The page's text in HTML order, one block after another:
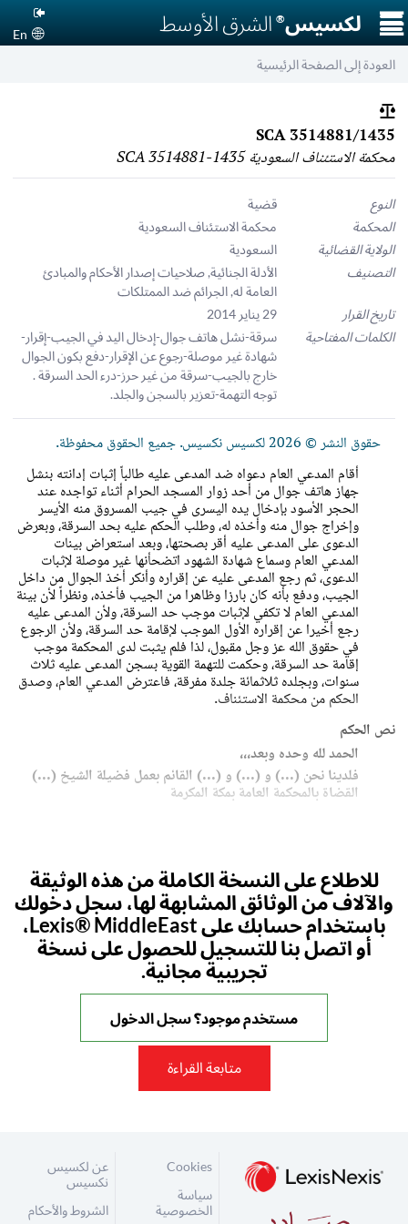
لكسيس®الشرق الأوسط En ☰
العودة إلى الصفحة الرئيسية
SCA 3514881/1435
محكمة الاستئناف السعودية SCA 3514881-1435
النوع
قضية
المحكمة
محكمة الاستئناف السعودية
الولاية القضائية
السعودية
التصنيف
الأدلة الجنائية,صلاحيات إصدار الأحكام والمبادئ
العامة له,الجرائم ضد الممتلكات
تاريخ القرار
29 يناير 2014
الكلمات المفتاحية
سرقة-نشل هاتف جوال-إدخال اليد في الجيب-إقرار-
شهادة غير موصلة-رجوع عن الإقرار-دفع بكون الجوال
خارج بالجيب-سرقة من غير حرز-درء الحد السرقة .
توجه التهمة-تعزير بالسجن والجلد.
حقوق النشر © 2026 لكسيس نكسيس. جميع الحقوق محفوظة.
أقام المدعي العام دعواه ضد المدعى عليه طالباً إثبات إدانته بنشل
جهاز هاتف جوال من أحد زوار المسجد الحرام أثناء تواجده عند
الحجر الأسود بإدخال يده اليسرى في جيب المسروق منه الأيسر
وإخراج جوال منه وأخذه له، وطلب الحكم عليه بحد السرقة، وبعرض
الدعوى على المدعى عليه أقر بصحتها، وبعد استعراض بينات
المدعي العام وسماع شهادة الشهود اتضحأنها غير موصلة لإثبات
الدعوى، ثم رجع المدعى عليه عن إقراره وأنكر أخذ الجوال من داخل
الجيب، ودفع بأنه كان بارزا وظاهرا من الجيب فأخذه، ونظراً لأن بينة
المدعي العام لا تكفي لإثبات موجب حد السرقة، ولأن المدعى عليه
رجع أخيرا عن إقراره الأول الموجب لإقامة حد السرقة، ولأن الرجوع
في حقوق الله عز وجل مقبول، لذا فلم يثبت لدى المحكمة موجب
إقامة حد السرقة، وحكمت للتهمة القوية بسجن المدعى عليه ثلاث
سنوات، وبجلده ثلاثمائة جلدة مفرقة، فاعترض المدعي العام، وصدق
الحكم من محكمة الاستئناف.
نص الحكم
الحمد لله وحده وبعد،،،
فلدينا نحن (...) و (...) و (...) القائم بعمل فضيلة الشيخ (...)
القضاة بالمحكمة العامة بمكة المكرمة
للاطلاع على النسخة الكاملة من هذه الوثيقة
والآلاف من الوثائق المشابهة لها، سجل دخولك
باستخدام حسابك على Lexis® MiddleEast،
أو اتصل بنا للتسجيل للحصول على نسخة
تجريبية مجانية.
مستخدم موجود؟ سجل الدخول
متابعة القراءة
Cookies
سياسة
الخصوصية
عن لكسيس
نكسيس
الشروط والأحكام